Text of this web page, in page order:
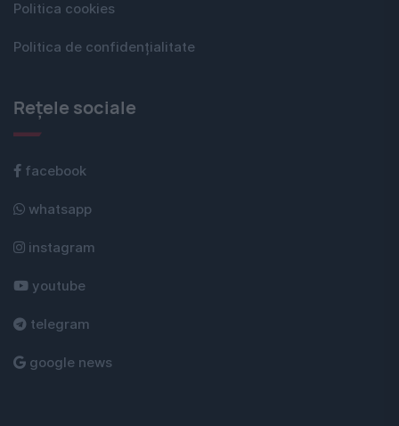
Politica cookies
Politica de confidențialitate
Rețele sociale
facebook
whatsapp
instagram
youtube
telegram
google news